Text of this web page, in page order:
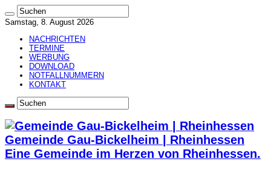
Samstag, 8. August 2026
NACHRICHTEN
TERMINE
WERBUNG
DOWNLOAD
NOTFALLNUMMERN
KONTAKT
Gemeinde Gau-Bickelheim | Rheinhessen
Eine Gemeinde im Herzen von Rheinhessen.